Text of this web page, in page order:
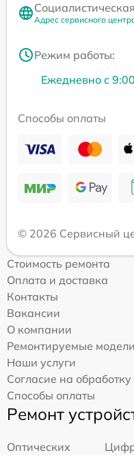
Адрес сервисного
Режим работы:
Ежедневно с
Способы оплаты
© 2026 Сервисный
Стоимость ремонта
Оплата и доставка
Контакты
Вакансии
О компании
Ремонтируемые модели
Наши услуги
Согласие на
Способы оплаты
Ремонт
Оптических